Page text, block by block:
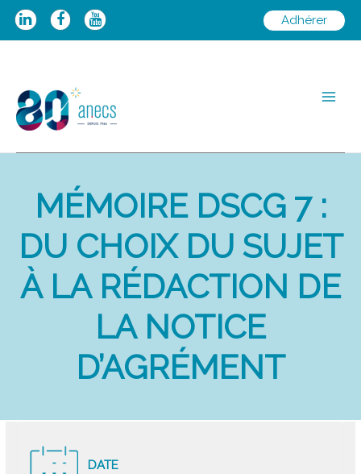
Aller
Adhérer
MÉMOIRE DSCG 7 :
DU CHOIX DU SUJET
À LA RÉDACTION DE
LA NOTICE
D’AGRÉMENT
DATE